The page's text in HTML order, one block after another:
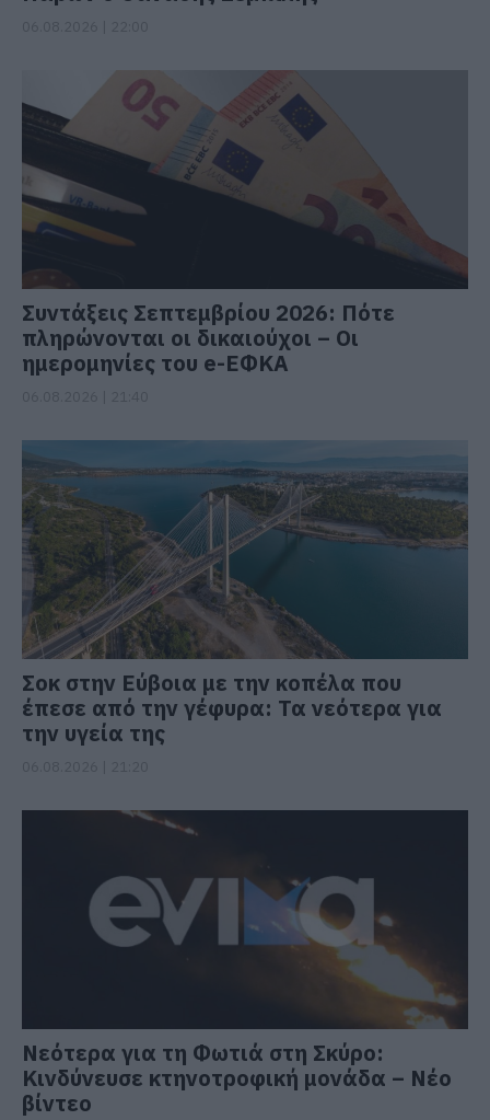
Συντάξεις Σεπτεμβρίου 2026: Πότε
πληρώνονται οι δικαιούχοι – Οι
ημερομηνίες του e-ΕΦΚΑ
Σοκ στην Εύβοια με την κοπέλα που
έπεσε από την γέφυρα: Τα νεότερα για
την υγεία της
Νεότερα για τη Φωτιά στη Σκύρο:
Κινδύνευσε κτηνοτροφική μονάδα – Νέο
βίντεο